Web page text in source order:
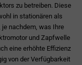
zu betreiben. Diese
in stationären als
je nachdem, was Ihre
und Zapfwelle
eine erhöhte Effizienz
von der Verfügbarkeit